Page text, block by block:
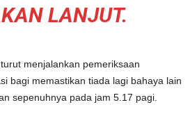
LANJUT.
menjalankan pemeriksaan
bagi memastikan tiada lagi bahaya lain
sepenuhnya pada jam 5.17 pagi.